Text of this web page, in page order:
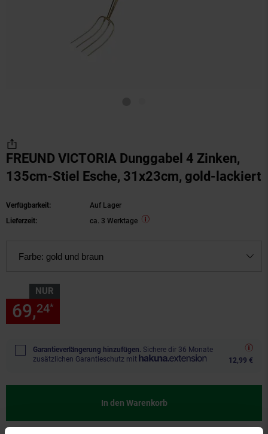
FREUND VICTORIA Dunggabel 4 Zinken,
135cm-Stiel Esche, 31x23cm, gold-lackiert
Verfügbarkeit:
Auf Lager
Lieferzeit:
ca. 3 Werktage
Farbe: gold und braun
NUR
69,24*
Garantieverlängerung hinzufügen. Sichere dir 36 Monate
zusätzlichen Garantieschutz mit
12,99 €
In den Warenkorb